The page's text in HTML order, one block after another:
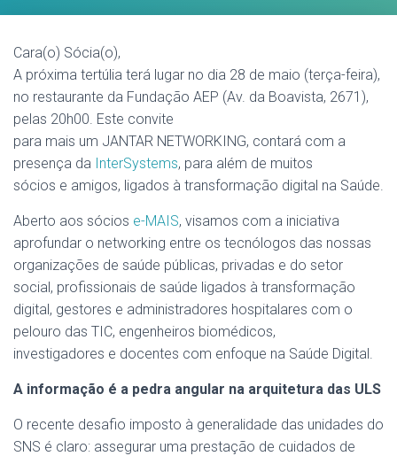
Cara(o) Sócia(o),
A próxima tertúlia terá lugar no dia 28 de maio (terça-feira),
no restaurante da Fundação AEP (Av. da Boavista, 2671),
pelas 20h00. Este convite
para mais um JANTAR NETWORKING, contará com a
presença da InterSystems, para além de muitos
sócios e amigos, ligados à transformação digital na Saúde.
Aberto aos sócios e-MAIS, visamos com a iniciativa
aprofundar o networking entre os tecnólogos das nossas
organizações de saúde públicas, privadas e do setor
social, profissionais de saúde ligados à transformação
digital, gestores e administradores hospitalares com o
pelouro das TIC, engenheiros biomédicos,
investigadores e docentes com enfoque na Saúde Digital.
A informação é a pedra angular na arquitetura das ULS
O recente desafio imposto à generalidade das unidades do
SNS é claro: assegurar uma prestação de cuidados de